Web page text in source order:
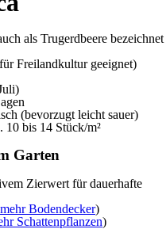
als Trugerdbeere bezeichnet
Freilandkultur geeignet)
(bevorzugt leicht sauer)
10 bis 14 Stück/m²
Garten
Zierwert für dauerhafte
mehr Bodendecker)
Schattenpflanzen)